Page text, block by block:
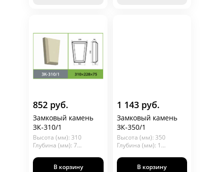
852 руб.
Замковый камень
ЗК-310/1
Высота (мм): 310
Глубина (мм): 75
В корзину
1 143 руб.
Замковый камень
ЗК-350/1
Высота (мм): 350
Глубина (мм): 100
В корзину